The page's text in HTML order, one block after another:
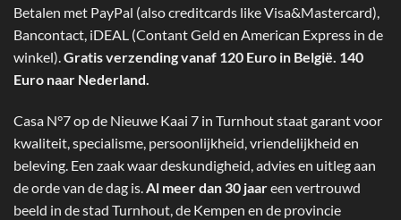
Betalen met PayPal (also creditcards like Visa&Mastercard),
Bancontact, iDEAL (Contant Geld en American Express in de
winkel).Gratis verzending vanaf 120 Euro in België. 140
Euro naar Nederland.
Casa N°7 op de Nieuwe Kaai 7 in Turnhout staat garant voor
kwaliteit, specialisme, persoonlijkheid, vriendelijkheid en
beleving. Een zaak waar deskundigheid, advies en uitleg aan
de orde van de dag is.Al meer dan 30 jaareen vertrouwd
beeld in de stad Turnhout, de Kempen en de provincie